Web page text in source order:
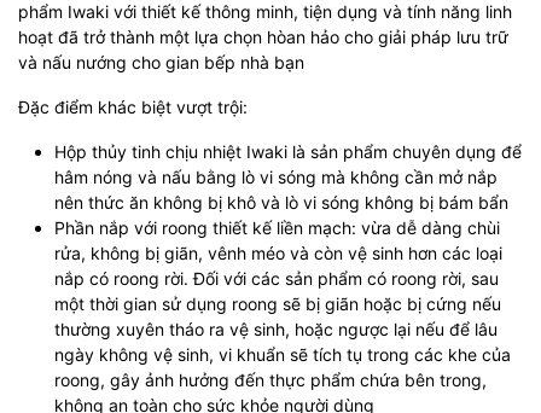
phẩm Iwaki với thiết kế thông minh, tiện dụng và tính năng linh
hoạt đã trở thành một lựa chọn hòan hảo cho giải pháp lưu trữ
và nấu nướng cho gian bếp nhà bạn
Đặc điểm khác biệt vượt trội:
Hộp thủy tinh chịu nhiệt Iwaki là sản phẩm chuyên dụng để
hâm nóng và nấu bằng lò vi sóng mà không cần mở nắp
nên thức ăn không bị khô và lò vi sóng không bị bám bẩn
Phần nắp với roong thiết kế liền mạch: vừa dễ dàng chùi
rửa, không bị giãn, vênh méo và còn vệ sinh hơn các loại
nắp có roong rời. Đối với các sản phẩm có roong rời, sau
một thời gian sử dụng roong sẽ bị giãn hoặc bị cứng nếu
thường xuyên tháo ra vệ sinh, hoặc ngược lại nếu để lâu
ngày không vệ sinh, vi khuẩn sẽ tích tụ trong các khe của
roong, gây ảnh hưởng đến thực phẩm chứa bên trong,
không an toàn cho sức khỏe người dùng